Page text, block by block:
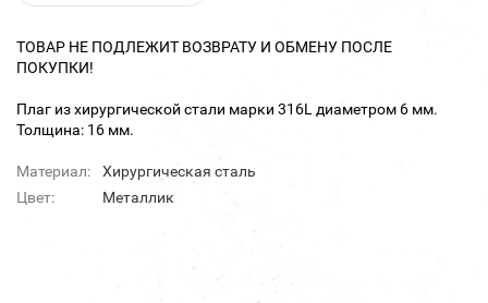
ТОВАР НЕ ПОДЛЕЖИТ ВОЗВРАТУ И ОБМЕНУ ПОСЛЕ
ПОКУПКИ!
Плаг из хирургической стали марки 316L диаметром 6 мм.
Толщина: 16 мм.
Материал:
Хирургическая сталь
Цвет:
Металлик